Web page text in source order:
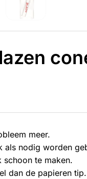
meer.
als nodig worden
te maken.
dan de papieren tip.